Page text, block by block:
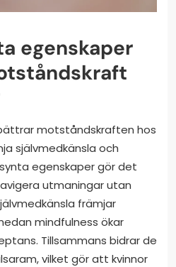
egenskaper
motståndskraften hos
självmedkänsla och
egenskaper gör det
utmaningar utan
främjar
mindfulness ökar
Tillsammans bidrar de
vilket gör att kvinnor